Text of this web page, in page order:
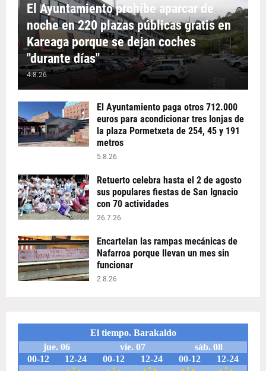
El Ayuntamiento prohíbe aparcar de
noche en 220 plazas públicas gratis en
Kareaga porque se dejan coches
"durante días"
4.8.26
El Ayuntamiento paga otros 712.000
euros para acondicionar tres lonjas de
la plaza Pormetxeta de 254, 45 y 191
metros
5.8.26
Retuerto celebra hasta el 2 de agosto
sus populares fiestas de San Ignacio
con 70 actividades
26.7.26
Encartelan las rampas mecánicas de
Nafarroa porque llevan un mes sin
funcionar
2.8.26